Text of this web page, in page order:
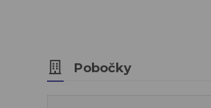
Pobočky